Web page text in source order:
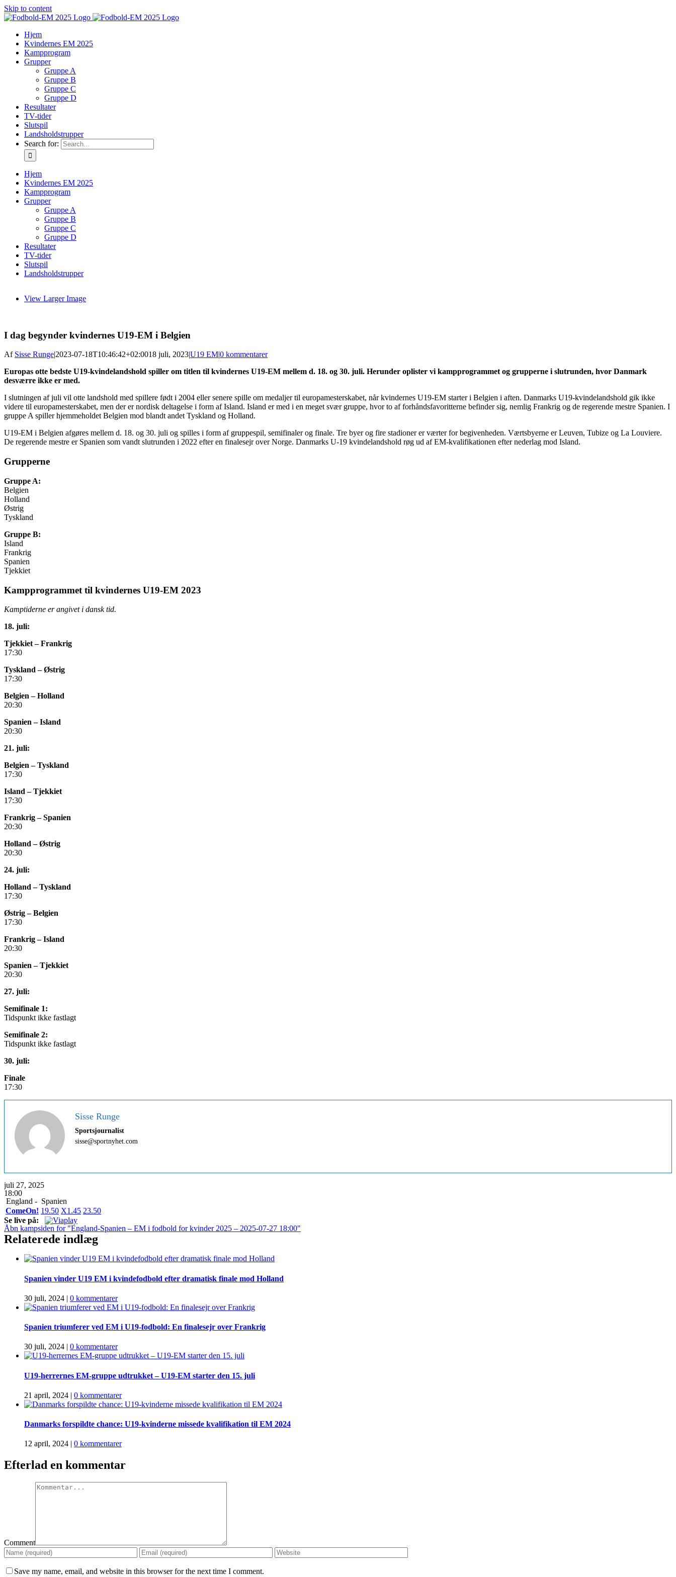
Skip to content
Hjem
Kvindernes EM 2025
Kampprogram
Grupper
Gruppe A
Gruppe B
Gruppe C
Gruppe D
Resultater
TV-tider
Slutspil
Landsholdstrupper
Search for:
Hjem
Kvindernes EM 2025
Kampprogram
Grupper
Gruppe A
Gruppe B
Gruppe C
Gruppe D
Resultater
TV-tider
Slutspil
Landsholdstrupper
View Larger Image
I dag begynder kvindernes U19-EM i Belgien
Af Sisse Runge|2023-07-18T10:46:42+02:0018 juli, 2023|U19 EM|0 kommentarer
Europas otte bedste U19-kvindelandshold spiller om titlen til kvindernes U19-EM mellem d. 18. og 30. juli. Herunder oplister vi kampprogrammet og grupperne i slutrunden, hvor Danmark
desværre ikke er med.
I slutningen af juli vil otte landshold med spillere født i 2004 eller senere spille om medaljer til europamesterskabet, når kvindernes U19-EM starter i Belgien i aften. Danmarks U19-kvindelandshold gik ikke
videre til europamesterskabet, men der er nordisk deltagelse i form af Island. Island er med i en meget svær gruppe, hvor to af forhåndsfavoritterne befinder sig, nemlig Frankrig og de regerende mestre Spanien. I
gruppe A spiller hjemmeholdet Belgien mod blandt andet Tyskland og Holland.
U19-EM i Belgien afgøres mellem d. 18. og 30. juli og spilles i form af gruppespil, semifinaler og finale. Tre byer og fire stadioner er værter for begivenheden. Værtsbyerne er Leuven, Tubize og La Louviere.
De regerende mestre er Spanien som vandt slutrunden i 2022 efter en finalesejr over Norge. Danmarks U-19 kvindelandshold røg ud af EM-kvalifikationen efter nederlag mod Island.
Grupperne
Gruppe A:
Belgien
Holland
Østrig
Tyskland
Gruppe B:
Island
Frankrig
Spanien
Tjekkiet
Kampprogrammet til kvindernes U19-EM 2023
Kamptiderne er angivet i dansk tid.
18. juli:
Tjekkiet – Frankrig
17:30
Tyskland – Østrig
17:30
Belgien – Holland
20:30
Spanien – Island
20:30
21. juli:
Belgien – Tyskland
17:30
Island – Tjekkiet
17:30
Frankrig – Spanien
20:30
Holland – Østrig
20:30
24. juli:
Holland – Tyskland
17:30
Østrig – Belgien
17:30
Frankrig – Island
20:30
Spanien – Tjekkiet
20:30
27. juli:
Semifinale 1:
Tidspunkt ikke fastlagt
Semifinale 2:
Tidspunkt ikke fastlagt
30. juli:
Finale
17:30
Sisse Runge
Sportsjournalist
sisse@sportnyhet.com
juli 27, 2025
18:00
England - Spanien
ComeOn! 19.50 X1.45 23.50
Se live på:
Åbn kampsiden for "England-Spanien – EM i fodbold for kvinder 2025 – 2025-07-27 18:00"
Relaterede indlæg
Spanien vinder U19 EM i kvindefodbold efter dramatisk finale mod Holland
30 juli, 2024 | 0 kommentarer
Spanien triumferer ved EM i U19-fodbold: En finalesejr over Frankrig
30 juli, 2024 | 0 kommentarer
U19-herrernes EM-gruppe udtrukket – U19-EM starter den 15. juli
21 april, 2024 | 0 kommentarer
Danmarks forspildte chance: U19-kvinderne missede kvalifikation til EM 2024
12 april, 2024 | 0 kommentarer
Efterlad en kommentar
Comment
Save my name, email, and website in this browser for the next time I comment.